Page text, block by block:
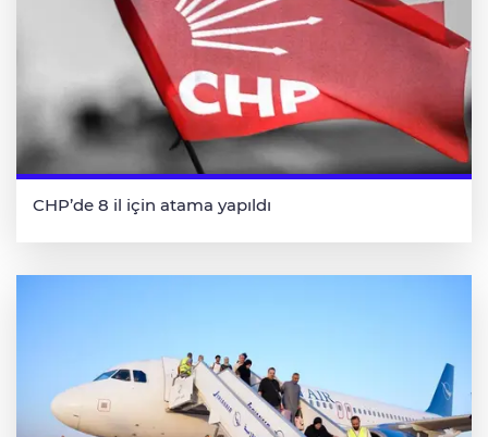
CHP’de 8 il için atama yapıldı